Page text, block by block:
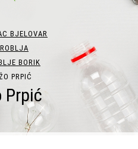
Prpić
BJELOVAR
BORIK
PRPIĆ